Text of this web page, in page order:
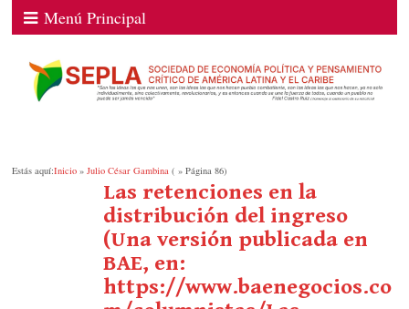
Menú Principal
Estás aquí:Inicio »Julio César Gambina ( » Página 86)
Las retenciones en la
distribución del ingreso
(Una versión publicada en
BAE, en:
https://www.baenegocios.co